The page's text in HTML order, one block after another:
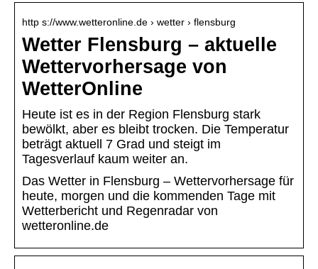
http s://www.wetteronline.de › wetter › flensburg
Wetter Flensburg – aktuelle
Wettervorhersage von
WetterOnline
Heute ist es in der Region Flensburg stark
bewölkt, aber es bleibt trocken. Die Temperatur
beträgt aktuell 7 Grad und steigt im
Tagesverlauf kaum weiter an.
Das Wetter in Flensburg – Wettervorhersage für
heute, morgen und die kommenden Tage mit
Wetterbericht und Regenradar von
wetteronline.de